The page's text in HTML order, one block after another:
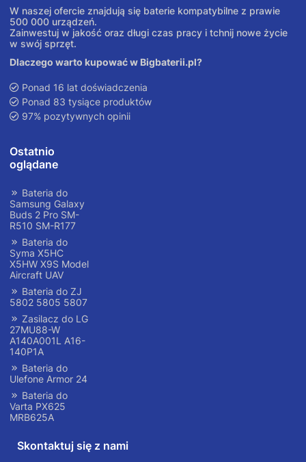
W naszej ofercie znajdują się baterie kompatybilne z prawie
500 000 urządzeń.
Zainwestuj w jakość oraz długi czas pracy i tchnij nowe życie
w swój sprzęt.
Dlaczego warto kupować w Bigbaterii.pl?
Ponad 16 lat doświadczenia
Ponad 83 tysiące produktów
97% pozytywnych opinii
Ostatnio
oglądane
Bateria do
Samsung Galaxy
Buds 2 Pro SM-
R510 SM-R177
Bateria do
Syma X5HC
X5HW X9S Model
Aircraft UAV
Bateria do ZJ
5802 5805 5807
Zasilacz do LG
27MU88-W
A140A001L A16-
140P1A
Bateria do
Ulefone Armor 24
Bateria do
Varta PX625
MRB625A
Skontaktuj się z nami